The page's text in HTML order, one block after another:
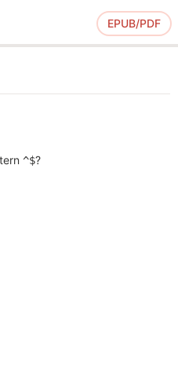
EPUB/PDF
^$?